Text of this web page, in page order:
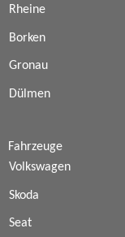
Rheine
Borken
Gronau
Dülmen
Fahrzeuge
Volkswagen
Skoda
Seat